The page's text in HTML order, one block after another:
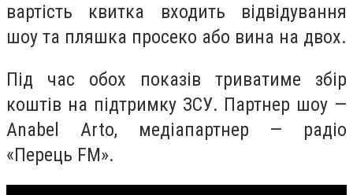
вартість квитка входить відвідування
шоу та пляшка просеко або вина на двох.
Під час обох показів триватиме збір
коштів на підтримку ЗСУ. Партнер шоу —
Anabel Arto, медіапартнер — радіо
«Перець FM».